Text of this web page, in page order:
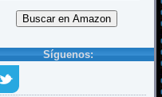
Síguenos: